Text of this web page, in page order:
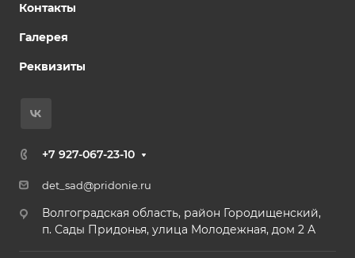
Контакты
Галерея
Реквизиты
+7 927-067-23-10
det_sad@pridonie.ru
Волгоградская область, район Городищенский,
п. Сады Придонья, улица Молодежная, дом 2 А